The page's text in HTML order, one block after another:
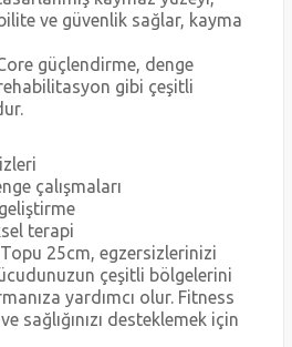
ve güvenlik sağlar, kayma
güçlendirme, denge
gibi çeşitli
çalışmaları
terapi
25cm, egzersizlerinizi
çeşitli bölgelerini
yardımcı olur. Fitness
sağlığınızı desteklemek için